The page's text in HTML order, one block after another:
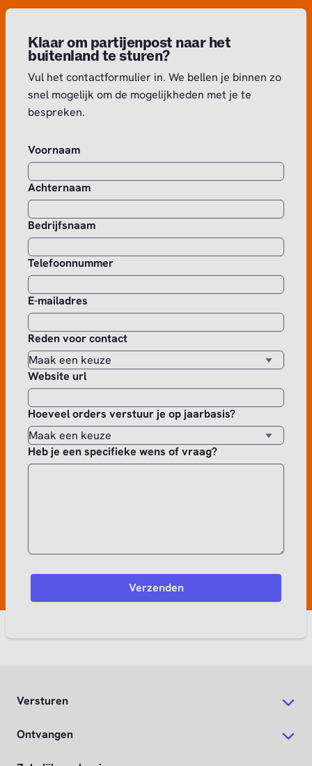
Klaar om partijenpost naar het
buitenland te sturen?
Vul het contactformulier in. We bellen je binnen zo
snel mogelijk om de mogelijkheden met je te
bespreken.
Voornaam
Achternaam
Bedrijfsnaam
Telefoonnummer
E-mailadres
Reden voor contact
Website url
Hoeveel orders verstuur je op jaarbasis?
Heb je een specifieke wens of vraag?
Versturen
Ontvangen